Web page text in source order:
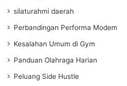
silaturahmi daerah
Perbandingan Performa Modem
Kesalahan Umum di Gym
Panduan Olahraga Harian
Peluang Side Hustle